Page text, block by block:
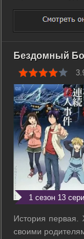
очень мешает в
парень
исполняют
Бездомный
1 сезон 13
История первая.
своими